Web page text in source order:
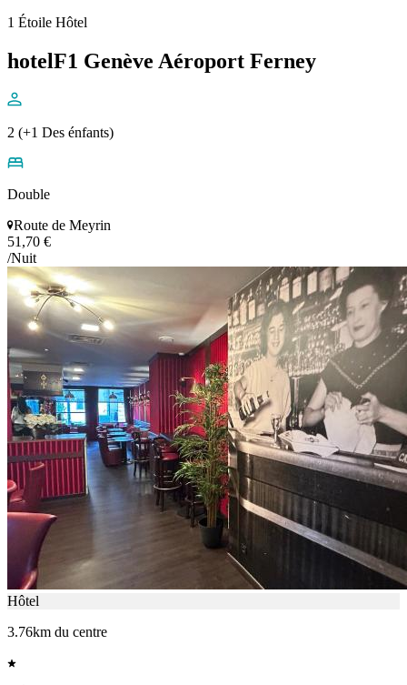
1 Étoile Hôtel
hotelF1 Genève Aéroport Ferney
2 (+1 Des énfants)
Double
Route de Meyrin
51,70 €
/Nuit
Hôtel
3.76km du centre